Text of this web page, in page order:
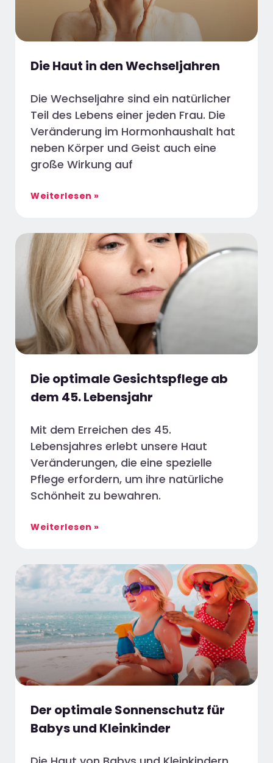
Die Haut in den Wechseljahren
Die Wechseljahre sind ein natürlicher
Teil des Lebens einer jeden Frau. Die
Veränderung im Hormonhaushalt hat
neben Körper und Geist auch eine
große Wirkung auf
Weiterlesen »
Die optimale Gesichtspflege ab
dem 45. Lebensjahr
Mit dem Erreichen des 45.
Lebensjahres erlebt unsere Haut
Veränderungen, die eine spezielle
Pflege erfordern, um ihre natürliche
Schönheit zu bewahren.
Weiterlesen »
Der optimale Sonnenschutz für
Babys und Kleinkinder